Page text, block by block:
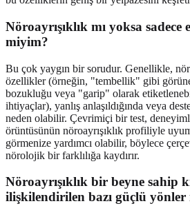
Nöroayrışıklık mı yoksa
miyim?
Bu çok yaygın bir sorudur. Genellikle,
özellikler (örneğin, "tembellik" gibi
bozukluğu veya "garip" olarak
ihtiyaçlar), yanlış anlaşıldığında veya
neden olabilir. Çevrimiçi bir test,
örüntüsünün nöroayrışıklık profiliyle
görmenize yardımcı olabilir, böylece
nörolojik bir farklılığa kaydırır.
Nöroayrışıklık bir beyne sahip
ilişkilendirilen bazı güçlü yönler